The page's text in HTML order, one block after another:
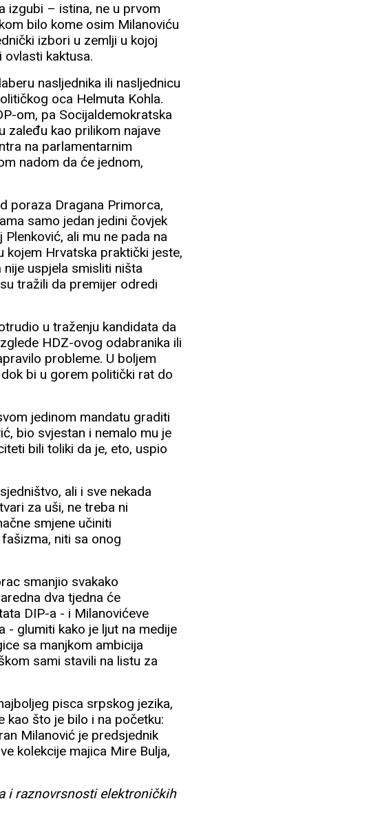
izgubi – istina, ne u prvom
bilo kome osim Milanoviću
izbori u zemlji u kojoj
kaktusa.
nasljednika ili nasljednicu
oca Helmuta Kohla.
om, pa Socijaldemokratska
zaleđu kao prilikom najave
na parlamentarnim
nadom da će jednom,
poraza Dragana Primorca,
samo jedan jedini čovjek
ali mu ne pada na
kojem Hrvatska praktički jeste,
uspjela smisliti ništa
tražili da premijer odredi
u traženju kandidata da
HDZ-ovog odabranika ili
probleme. U boljem
bi u gorem politički rat do
jedinom mandatu graditi
bio svjestan i nemalo mu je
bili toliki da je, eto, uspio
ali i sve nekada
za uši, ne treba ni
smjene učiniti
niti sa onog
smanjio svakako
dva tjedna će
DIP-a - i Milanovićeve
- glumiti kako je ljut na medije
sa manjkom ambicija
sami stavili na listu za
pisca srpskog jezika,
kao što je bilo i na početku:
Milanović je predsjednik
kolekcije majica Mire Bulja,
i raznovrsnosti elektroničkih